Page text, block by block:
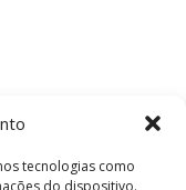
tecnologias como
do dispositivo.